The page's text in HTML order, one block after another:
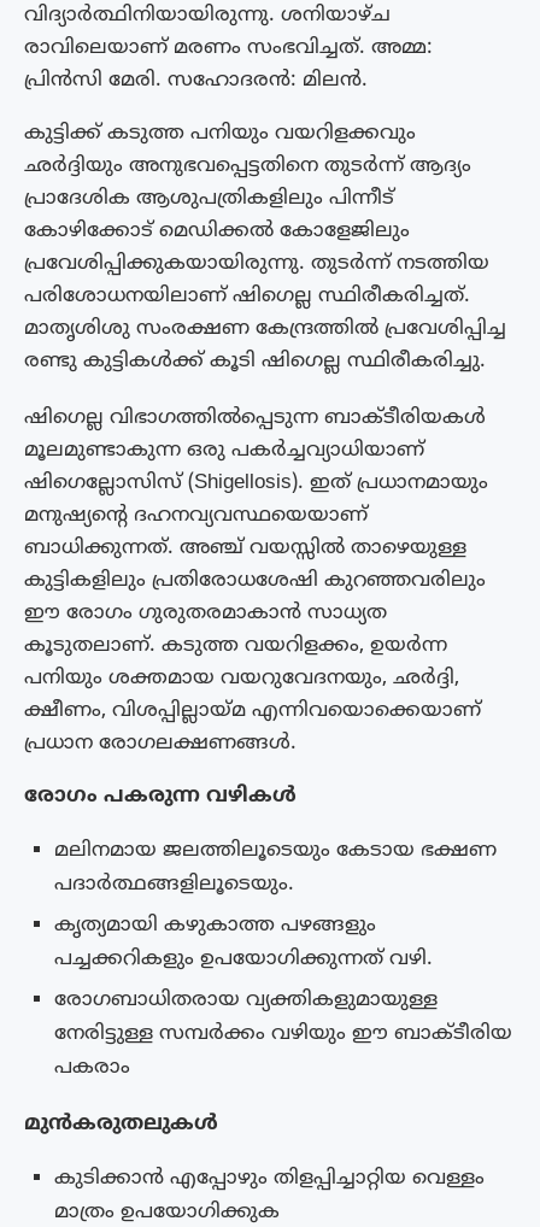
വിദ്യാർത്ഥിനിയായിരുന്നു. ശനിയാഴ്ച
രാവിലെയാണ് മരണം സംഭവിച്ചത്. അമ്മ:
പ്രിൻസി മേരി. സഹോദരൻ: മിലൻ.
കുട്ടിക്ക് കടുത്ത പനിയും വയറിളക്കവും
ഛർദ്ദിയും അനുഭവപ്പെട്ടതിനെ തുടർന്ന് ആദ്യം
പ്രാദേശിക ആശുപത്രികളിലും പിന്നീട്
കോഴിക്കോട് മെഡിക്കൽ കോളേജിലും
പ്രവേശിപ്പിക്കുകയായിരുന്നു. തുടർന്ന് നടത്തിയ
പരിശോധനയിലാണ് ഷിഗെല്ല സ്ഥിരീകരിച്ചത്.
മാതൃശിശു സംരക്ഷണ കേന്ദ്രത്തിൽ പ്രവേശിപ്പിച്ച
രണ്ടു കുട്ടികൾക്ക് കൂടി ഷിഗെല്ല സ്ഥിരീകരിച്ചു.
ഷിഗെല്ല വിഭാഗത്തിൽപ്പെടുന്ന ബാക്ടീരിയകൾ
മൂലമുണ്ടാകുന്ന ഒരു പകർച്ചവ്യാധിയാണ്
ഷിഗെല്ലോസിസ് (Shigellosis). ഇത് പ്രധാനമായും
മനുഷ്യന്റെ ദഹനവ്യവസ്ഥയെയാണ്
ബാധിക്കുന്നത്. അഞ്ച് വയസ്സിൽ താഴെയുള്ള
കുട്ടികളിലും പ്രതിരോധശേഷി കുറഞ്ഞവരിലും
ഈ രോഗം ഗുരുതരമാകാൻ സാധ്യത
കൂടുതലാണ്. കടുത്ത വയറിളക്കം, ഉയർന്ന
പനിയും ശക്തമായ വയറുവേദനയും, ഛർദ്ദി,
ക്ഷീണം, വിശപ്പില്ലായ്മ എന്നിവയൊക്കെയാണ്
പ്രധാന രോഗലക്ഷണങ്ങൾ.
രോഗം പകരുന്ന വഴികൾ
മലിനമായ ജലത്തിലൂടെയും കേടായ ഭക്ഷണ
പദാർത്ഥങ്ങളിലൂടെയും.
കൃത്യമായി കഴുകാത്ത പഴങ്ങളും
പച്ചക്കറികളും ഉപയോഗിക്കുന്നത് വഴി.
രോഗബാധിതരായ വ്യക്തികളുമായുള്ള
നേരിട്ടുള്ള സമ്പർക്കം വഴിയും ഈ ബാക്ടീരിയ
പകരാം
മുൻകരുതലുകൾ
കുടിക്കാൻ എപ്പോഴും തിളപ്പിച്ചാറ്റിയ വെള്ളം
മാത്രം ഉപയോഗിക്കുക